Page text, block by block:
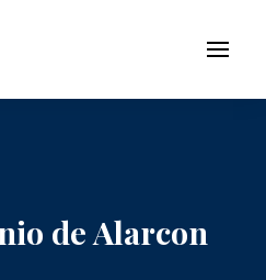
Menü
de Alarcon